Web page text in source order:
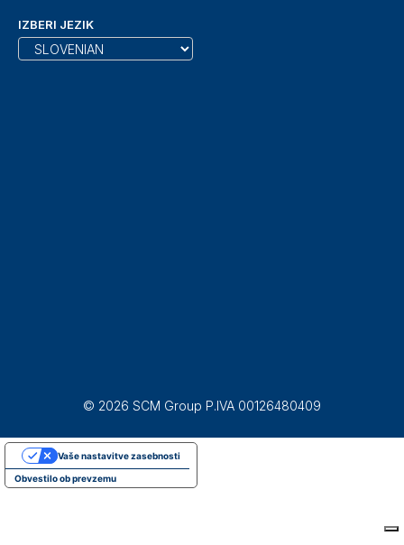
IZBERI JEZIK
© 2026 SCM Group P.IVA 00126480409
Obvestilo ob prevzemu
Vaše nastavitve zasebnosti